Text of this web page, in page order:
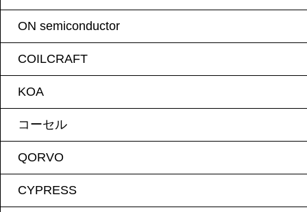
ON semiconductor
COILCRAFT
KOA
コーセル
QORVO
CYPRESS